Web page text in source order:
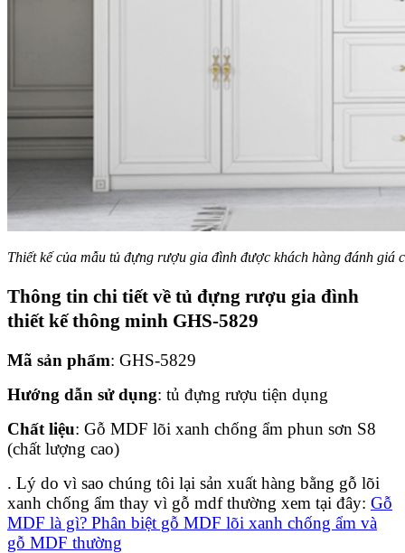
Thiết kế của mẫu tủ đựng rượu gia đình được khách hàng đánh giá
Thông tin chi tiết về tủ đựng rượu gia đình
thiết kế thông minh GHS-5829
Mã sản phẩm: GHS-5829
Hướng dẫn sử dụng: tủ đựng rượu tiện dụng
Chất liệu: Gỗ MDF lõi xanh chống ẩm phun sơn S8
(chất lượng cao)
. Lý do vì sao chúng tôi lại sản xuất hàng bằng gỗ lõi
xanh chống ẩm thay vì gỗ mdf thường xem tại đây: Gỗ
MDF là gì? Phân biệt gỗ MDF lõi xanh chống ẩm và
gỗ MDF thường